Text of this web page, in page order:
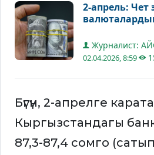
2-апрель: Чет
Журналист:
02.04.2026, 8:59
Бүгүн, 2-апрелге карата
Кыргызстандагы
87,3-87,4 сомго